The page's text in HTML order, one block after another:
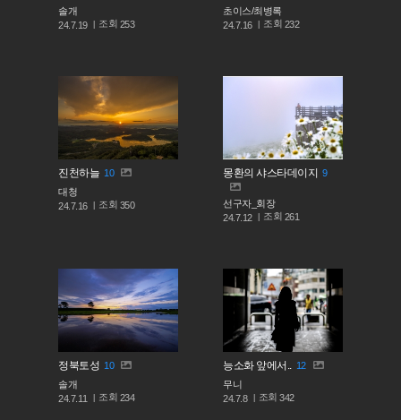
솔개
24.7.19
조회 253
초이스/최병록
24.7.16
조회 232
진천하늘 10
대청
24.7.16
조회 350
몽환의 샤스타데이지 9
선구자_회장
24.7.12
조회 261
정북토성 10
솔개
24.7.11
조회 234
능소화 앞에서.. 12
무니
24.7.8
조회342